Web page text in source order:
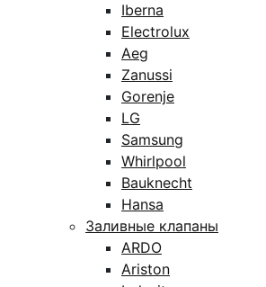
Iberna
Electrolux
Aeg
Zanussi
Gorenje
LG
Samsung
Whirlpool
Bauknecht
Hansa
Заливные клапаны
ARDO
Ariston